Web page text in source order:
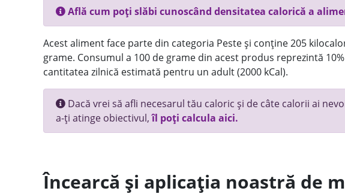
Află cum poți slăbi cunoscând densitatea calorică a
Acest aliment face parte din categoria Peste și conține 205
grame. Consumul a 100 de grame din acest produs reprezintă
cantitatea zilnică estimată pentru un adult (2000 kCal).
Dacă vrei să afli necesarul tău caloric și de câte calorii ai
a-ți atinge obiectivul,îl poți calcula aici.
Încearcă și aplicația noastră de